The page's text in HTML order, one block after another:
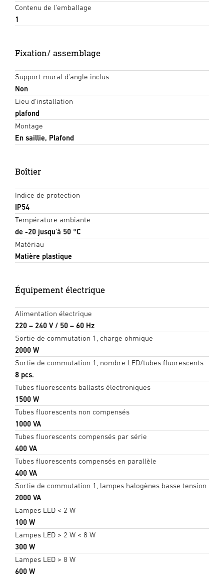
Contenu de l'emballage
1
Fixation/ assemblage
Support mural d'angle inclus
Non
Lieu d'installation
plafond
Montage
En saillie, Plafond
Boîtier
Indice de protection
IP54
Température ambiante
de -20 jusqu'à 50 °C
Matériau
Matière plastique
Équipement électrique
Alimentation électrique
220 – 240 V / 50 – 60 Hz
Sortie de commutation 1, charge ohmique
2000 W
Sortie de commutation 1, nombre LED/tubes fluorescents
8 pcs.
Tubes fluorescents ballasts électroniques
1500 W
Tubes fluorescents non compensés
1000 VA
Tubes fluorescents compensés par série
400 VA
Tubes fluorescents compensés en parallèle
400 VA
Sortie de commutation 1, lampes halogènes basse tension
2000 VA
Lampes LED < 2 W
100 W
Lampes LED > 2 W < 8 W
300 W
Lampes LED > 8 W
600 W